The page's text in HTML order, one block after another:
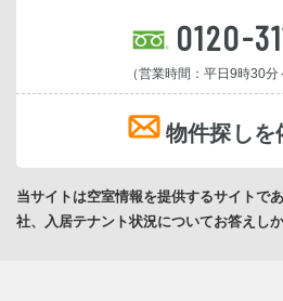
0120-
（営業時間：平日9時30分
物件探しを
当サイトは空室情報を提供するサイトで
社、入居テナント状況についてお答えしか